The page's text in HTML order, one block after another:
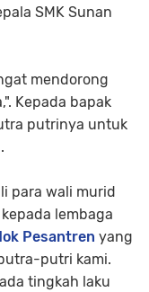
SMK Sunan
mendorong
Kepada bapak
putrinya untuk
para wali murid
lembaga
Pesantren yang
putri kami.
tingkah laku